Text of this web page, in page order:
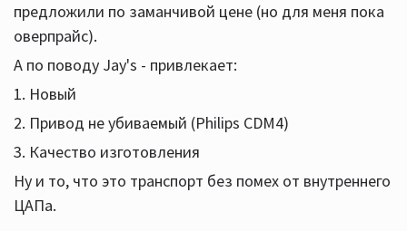
предложили по заманчивой цене (но для меня пока
оверпрайс).
А по поводу Jay's - привлекает:
1. Новый
2. Привод не убиваемый (Philips CDM4)
3. Качество изготовления
Ну и то, что это транспорт без помех от внутреннего
ЦАПа.